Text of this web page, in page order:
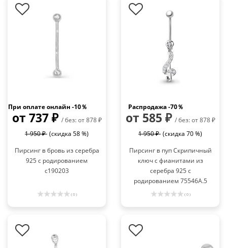
При оплате онлайн -10％
от 737 ₽ / без: от 878 ₽
1 950 ₽ (скидка 58 %)
Пирсинг в бровь из серебра
925 с родированием
с190203
( 0 )
Распродажа -70％
от 585 ₽ / без: от 878 ₽
1 950 ₽ (скидка 70 %)
Пирсинг в пуп Скрипичный
ключ с фианитами из
серебра 925 с
родированием 75546А.5
( 0 )